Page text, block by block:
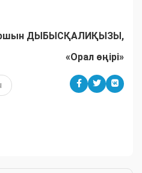
ДЫБЫСҚАЛИҚЫЗЫ,
«Орал өңірі»